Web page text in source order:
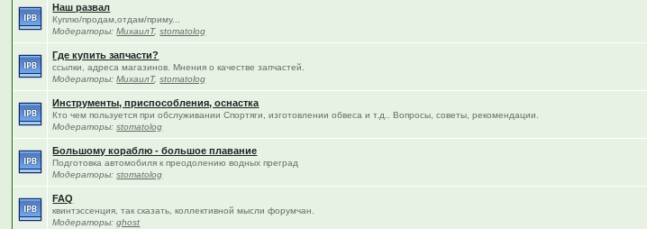
Наш развал
Куплю/продам,отдам/приму...
Модераторы:МихаилТ,stomatolog
Где купить запчасти?
ссылки, адреса магазинов. Мнения о качестве запчастей.
Модераторы:МихаилТ,stomatolog
Инструменты, приспособления, оснастка
Кто чем пользуется при обслуживании Спортяги, изготовлении обвеса и т.д.. Вопросы, советы, рекомендации.
Модераторы:stomatolog
Большому кораблю - большое плавание
Подготовка автомобиля к преодолению водных преград
Модераторы:stomatolog
FAQ
квинтэссенция, так сказать, коллективной мысли форумчан.
Модераторы:ghost